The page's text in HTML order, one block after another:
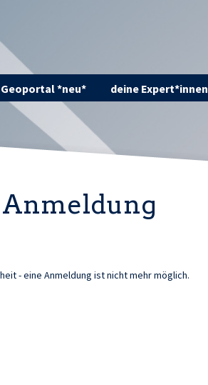
Geoportal *neu* deine Expert*innen
- eine Anmeldung ist nicht mehr möglich.